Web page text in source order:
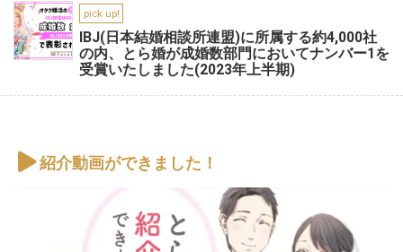
pick up!
IBJ(日本結婚相談所連盟)に所属する約4,000社
の内、とら婚が成婚数部門においてナンバー1を
受賞いたしました(2023年上半期)
紹介動画ができました！